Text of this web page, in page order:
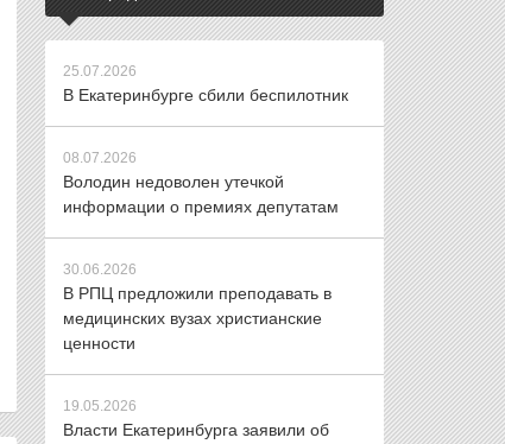
25.07.2026
В Екатеринбурге сбили беспилотник
08.07.2026
Володин недоволен утечкой
информации о премиях депутатам
30.06.2026
В РПЦ предложили преподавать в
медицинских вузах христианские
ценности
19.05.2026
Власти Екатеринбурга заявили об